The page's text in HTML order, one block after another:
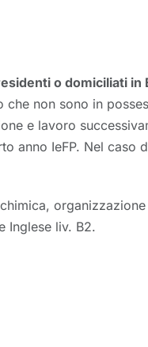
o domiciliati in
che non sono in
e lavoro
anno IeFP. Nel caso
Inglese liv. B2.